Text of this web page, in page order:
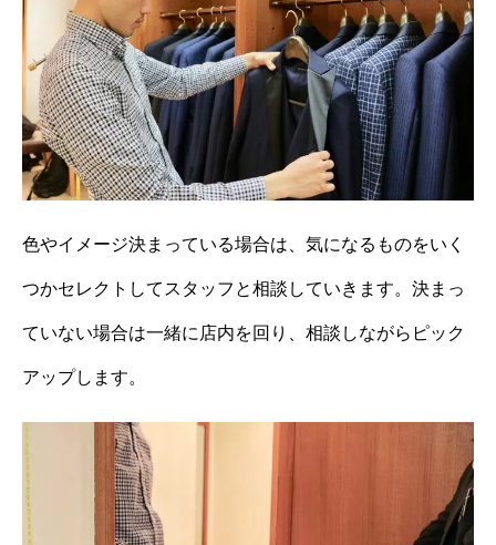
色やイメージ決まっている場合は、気になるものをいく
つかセレクトしてスタッフと相談していきます。決まっ
ていない場合は一緒に店内を回り、相談しながらピック
アップします。